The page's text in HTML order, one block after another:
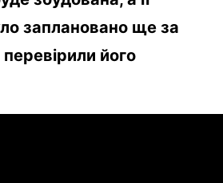
заплановано ще за
його